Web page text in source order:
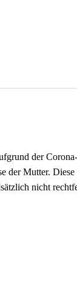
der
der Mutter.
nicht